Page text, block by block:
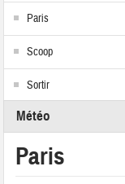
Paris
Scoop
Sortir
Météo
Paris